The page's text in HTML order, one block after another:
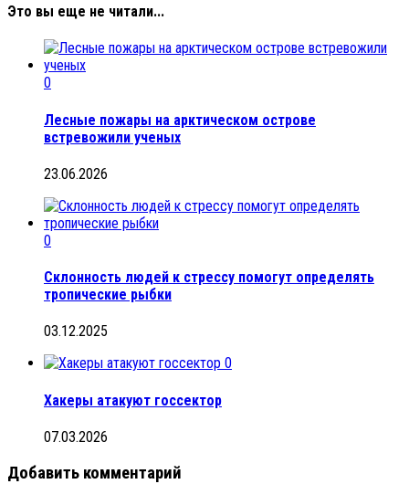
Это вы еще не читали...
0
Лесные пожары на арктическом острове
встревожили ученых
23.06.2026
0
Склонность людей к стрессу помогут определять
тропические рыбки
03.12.2025
0
Хакеры атакуют госсектор
07.03.2026
Добавить комментарий